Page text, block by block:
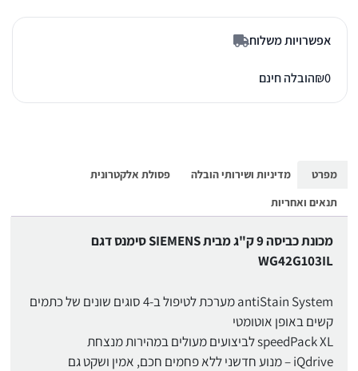
אפשרויות משלוח
₪0 הובלה חינם
מפרט מדיניות ושירותי הובלה
פסולת אלקטרונית
תנאים ואחריות
מכונת כביסה 9 ק"ג מבית SIEMENS סימנס דגם
WG42G103IL
antiStain System מערכת לטיפול ב-4 סוגים שונים של כתמים
קשים באופן אוטומטי
speedPack XL לביצועים מעולים במהירות מנצחת
iQdrive – מנוע חדשני ללא פחמים חכם, אמין ושקט גם